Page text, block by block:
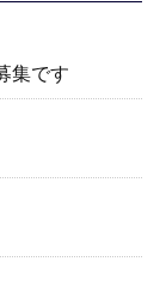
です